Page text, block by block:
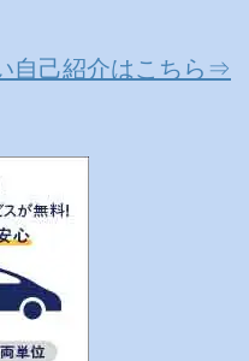
自己紹介はこちら⇒